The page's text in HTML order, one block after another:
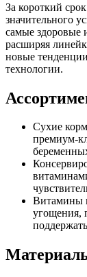
За короткий
значительного
самые здоровые
расширяя
новые
технологии.
Сухие
премиум-
Витамины
угощения,